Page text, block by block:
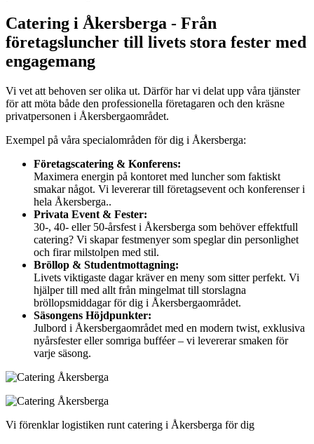
Catering i Åkersberga - Från
företagsluncher till livets stora fester med
engagemang
Vi vet att behoven ser olika ut. Därför har vi delat upp våra tjänster
för att möta både den professionella företagaren och den kräsne
privatpersonen i Åkersbergaområdet.
Exempel på våra specialområden för dig i Åkersberga:
Företagscatering & Konferens:
Maximera energin på kontoret med luncher som faktiskt
smakar något. Vi levererar till företagsevent och konferenser i
hela Åkersberga..
Privata Event & Fester:
30-, 40- eller 50-årsfest i Åkersberga som behöver effektfull
catering? Vi skapar festmenyer som speglar din personlighet
och firar milstolpen med stil.
Bröllop & Studentmottagning:
Livets viktigaste dagar kräver en meny som sitter perfekt. Vi
hjälper till med allt från mingelmat till storslagna
bröllopsmiddagar för dig i Åkersbergaområdet.
Säsongens Höjdpunkter:
Julbord i Åkersbergaområdet med en modern twist, exklusiva
nyårsfester eller somriga bufféer – vi levererar smaken för
varje säsong.
Vi förenklar logistiken runt catering i Åkersberga för dig